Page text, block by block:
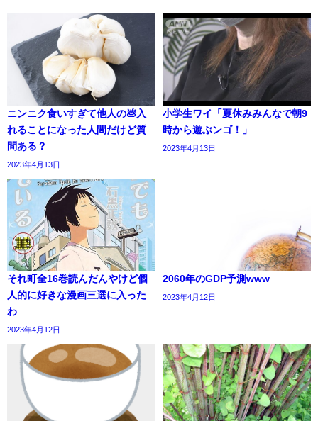
ニンニク食いすぎて他人の💩入
れることになった人間だけど質
問ある？
2023年4月13日
小学生ワイ「夏休みみんなで朝9
時から遊ぶンゴ！」
2023年4月13日
それ町全16巻読んだんやけど個
人的に好きな漫画三選に入った
わ
2023年4月12日
2060年のGDP予測www
2023年4月12日